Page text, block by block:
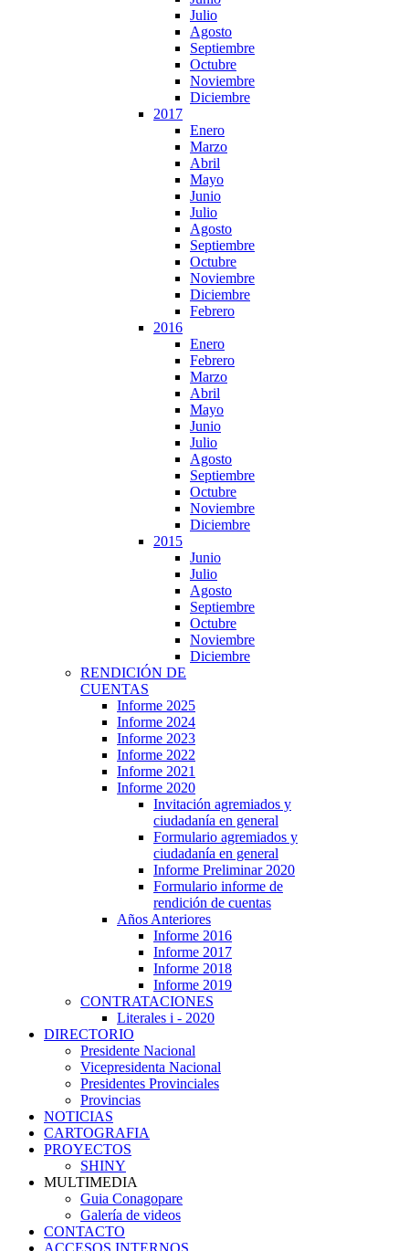
Julio
Agosto
Septiembre
Octubre
Noviembre
Diciembre
2017
Enero
Marzo
Abril
Mayo
Junio
Julio
Agosto
Septiembre
Octubre
Noviembre
Diciembre
Febrero
2016
Enero
Febrero
Marzo
Abril
Mayo
Junio
Julio
Agosto
Septiembre
Octubre
Noviembre
Diciembre
2015
Junio
Julio
Agosto
Septiembre
Octubre
Noviembre
Diciembre
RENDICIÓN DE
CUENTAS
Informe 2025
Informe 2024
Informe 2023
Informe 2022
Informe 2021
Informe 2020
Invitación agremiados y
ciudadanía en general
Formulario agremiados y
ciudadanía en general
Informe Preliminar 2020
Formulario informe de
rendición de cuentas
Años Anteriores
Informe 2016
Informe 2017
Informe 2018
Informe 2019
CONTRATACIONES
Literales i - 2020
DIRECTORIO
Presidente Nacional
Vicepresidenta Nacional
Presidentes Provinciales
Provincias
NOTICIAS
CARTOGRAFIA
PROYECTOS
SHINY
MULTIMEDIA
Guia Conagopare
Galería de videos
CONTACTO
ACCESOS INTERNOS